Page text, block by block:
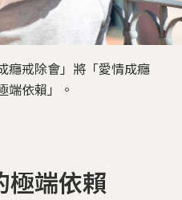
癮戒除會」將「愛情成癮
端依賴」。
極端依賴